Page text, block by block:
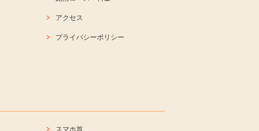
アクセス
プライバシーポリシー
スマホ首